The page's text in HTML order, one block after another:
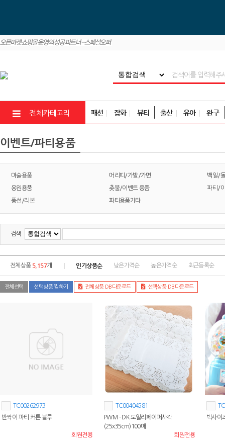
전체카테고리 패션 잡화 뷰티 출산 유아 완구
이벤트/파티용품
마술용품 머리띠/가발/가면 백일/
응원용품 촛불/이벤트 용품 파티/
풍선/리본 파티용품기타
검색
전체상품 5,157개 인기상품순 낮은가격순 높은가격순 최근등록순
전체선택 선택상품 찜하기 전체상품 DB다운로드 선택상품 DB다운로드
TC00262973
반짝이 파티 커튼 블루
회원전용
TC00404581
PWM - DK 도일리페이퍼사각
(25x35cm)100매
회원전용
빅사이